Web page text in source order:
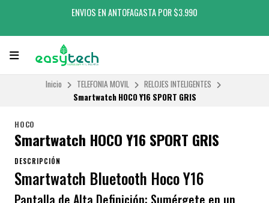
ENVIOS EN ANTOFAGASTA POR $3.990
Inicio TELEFONIA MOVIL
RELOJES INTELIGENTES
Smartwatch HOCO Y16 SPORT GRIS
HOCO
Smartwatch HOCO Y16 SPORT GRIS
DESCRIPCIÓN
Smartwatch Bluetooth Hoco Y16